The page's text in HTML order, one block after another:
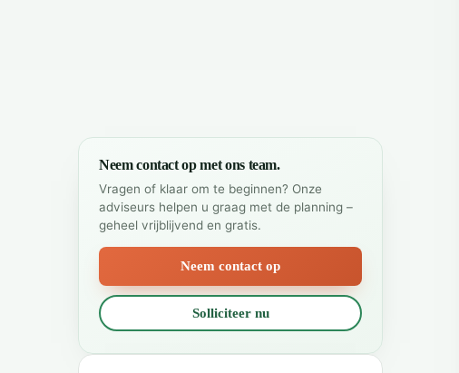
Neem contact op met ons team.
Vragen of klaar om te beginnen? Onze
adviseurs helpen u graag met de planning –
geheel vrijblijvend en gratis.
Neem contact op
Solliciteer nu